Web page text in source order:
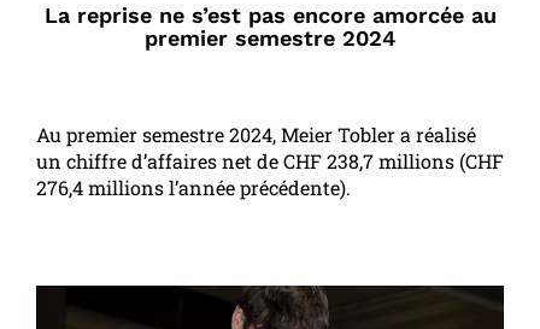
La reprise ne s’est pas encore amorcée au
premier semestre 2024
Au premier semestre 2024, Meier Tobler a réalisé
un chiffre d’affaires net de CHF 238,7 millions (CHF
276,4 millions l’année précédente).